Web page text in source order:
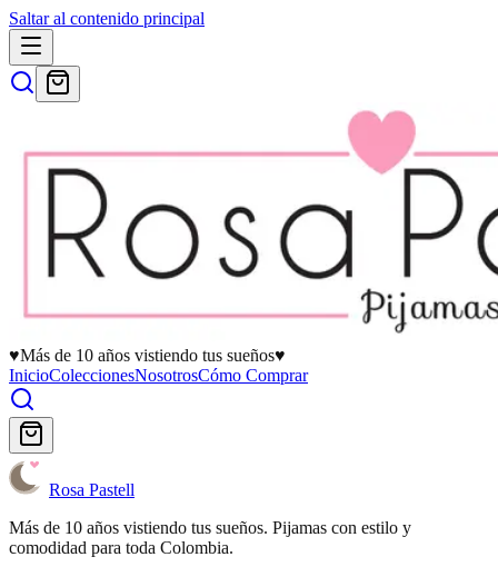
Saltar al contenido principal
♥Más de 10 años vistiendo tus sueños♥
InicioColeccionesNosotrosCómo Comprar
Rosa Pastell
Más de 10 años vistiendo tus sueños. Pijamas con estilo y
comodidad para toda Colombia.